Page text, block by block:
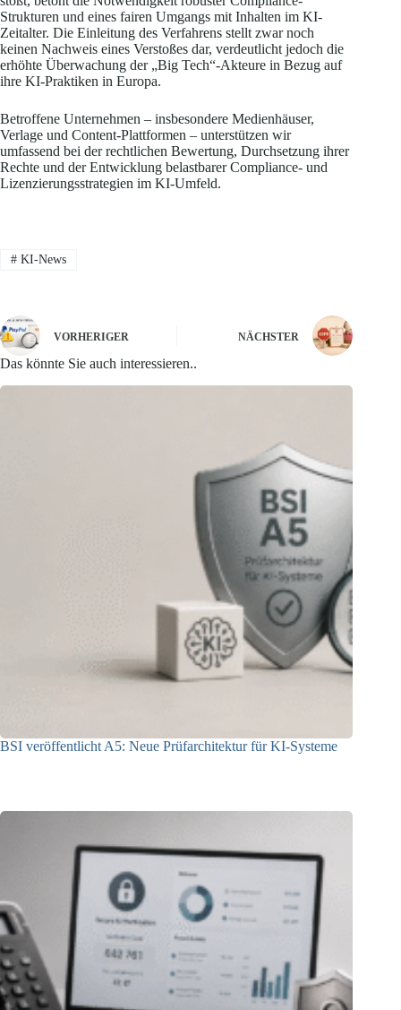
Strukturen und eines fairen Umgangs mit Inhalten im KI-
Zeitalter. Die Einleitung des Verfahrens stellt zwar noch
keinen Nachweis eines Verstoßes dar, verdeutlicht jedoch die
erhöhte Überwachung der „Big Tech“-Akteure in Bezug auf
ihre KI-Praktiken in Europa.
Betroffene Unternehmen – insbesondere Medienhäuser,
Verlage und Content-Plattformen – unterstützen wir
umfassend bei der rechtlichen Bewertung, Durchsetzung ihrer
Rechte und der Entwicklung belastbarer Compliance- und
Lizenzierungsstrategien im KI-Umfeld.
#KI-News
VORHERIGER NÄCHSTER
Das könnte Sie auch interessieren..
BSI veröffentlicht A5: Neue Prüfarchitektur für KI-Systeme